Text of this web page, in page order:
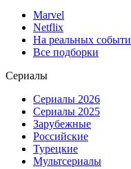
Marvel
Netflix
На реальных
Все подборки
Сериалы
Сериалы 2026
Сериалы 2025
Зарубежные
Российские
Турецкие
Мультсериалы